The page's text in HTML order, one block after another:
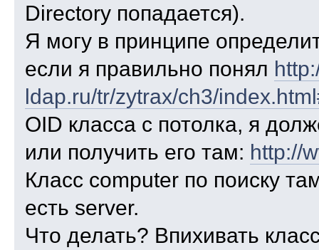
Directory попадается).
Я могу в принципе
если я правильно понял
ldap.ru/tr/zytrax/ch3/
OID класса с потолка, я
или получить его там: http://
Класс computer по поиску
есть server.
Что делать? Впихивать